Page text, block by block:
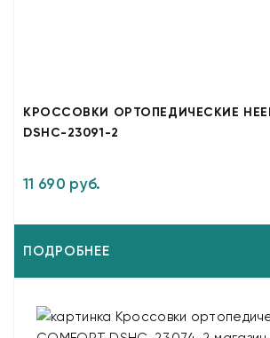
КРОССОВКИ ОРТОПЕДИЧЕСКИЕ HEEL
DSHC-23091-2
11 690 руб.
ПОДРОБНЕЕ